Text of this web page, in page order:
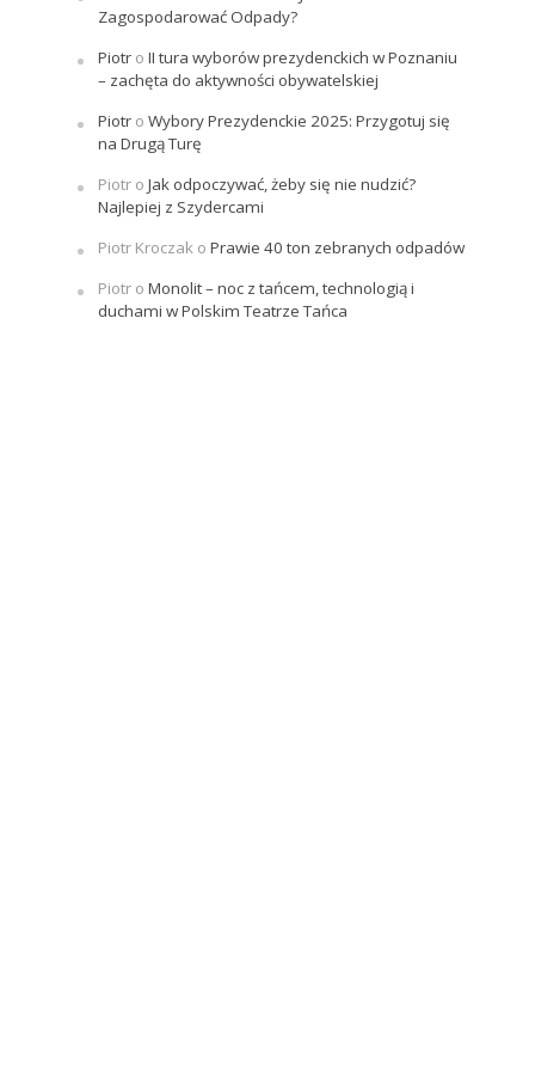
Zagospodarować Odpady?
Piotro II tura wyborów prezydenckich w Poznaniu
– zachęta do aktywności obywatelskiej
Piotro Wybory Prezydenckie 2025: Przygotuj się
na Drugą Turę
Piotro Jak odpoczywać, żeby się nie nudzić?
Najlepiej z Szydercami
Piotr Kroczako Prawie 40 ton zebranych odpadów
Piotro Monolit – noc z tańcem, technologią i
duchami w Polskim Teatrze Tańca